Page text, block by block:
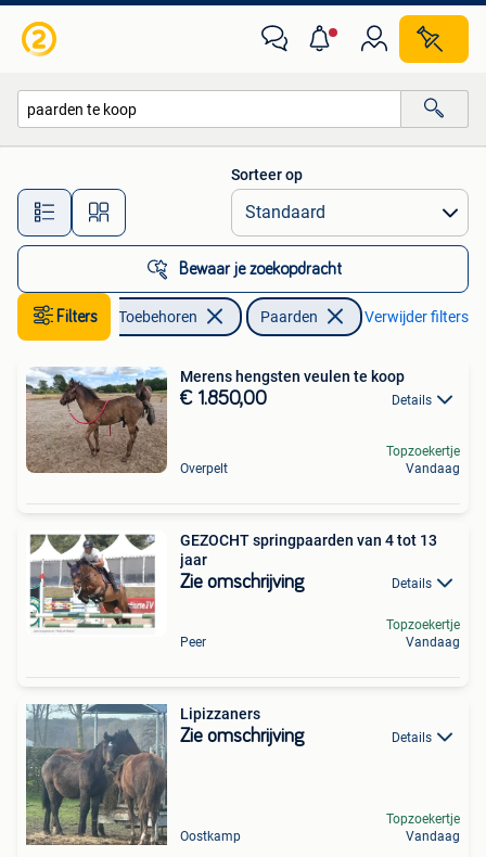
Alle afstanden…
Sorteer op
Bewaar je zoekopdracht
Filters
Dieren en Toebehoren Paarden Verwijder filters
Merens hengsten veulen te koop
€ 1.850,00 Details
Overpelt
Topzoekertje
Vandaag
GEZOCHT springpaarden van 4 tot 13
jaar
Zie omschrijving Details
Peer
Topzoekertje
Vandaag
Lipizzaners
Zie omschrijving Details
Oostkamp
Topzoekertje
Vandaag